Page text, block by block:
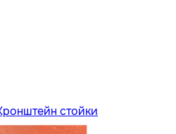
стойки